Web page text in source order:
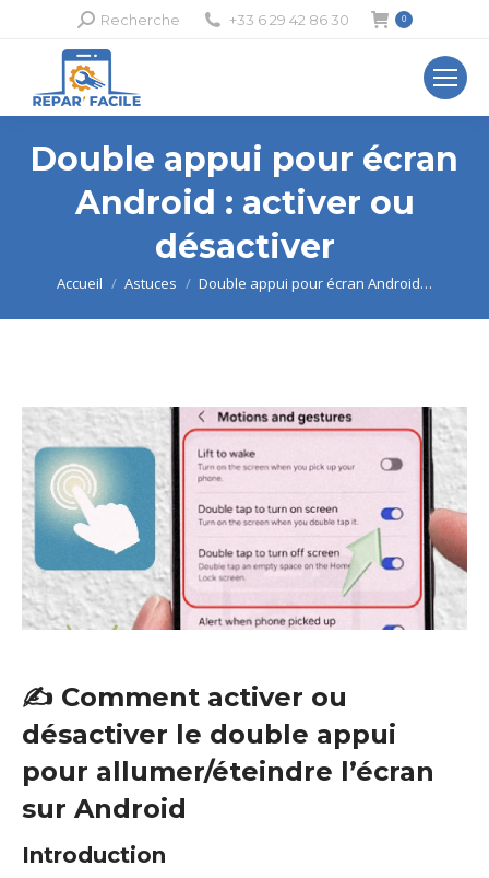
Recherche
Recherche +33 6 29 42 86 30 0
Double appui pour écran
Android : activer ou
désactiver
Vous êtes ici :
Accueil Astuces Double appui pour écran Android…
✍️ Comment activer ou
désactiver le double appui
pour allumer/éteindre l’écran
sur Android
Introduction